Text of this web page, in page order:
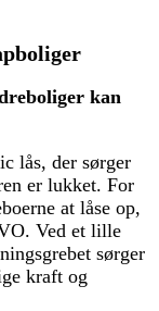
kan
lås, der sørger
er lukket. For
at låse op,
Ved et lille
sørger
kraft og